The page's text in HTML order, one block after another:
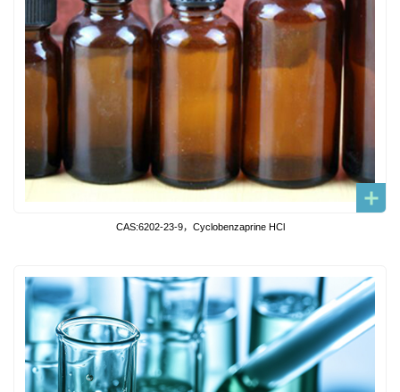
CAS:6202-23-9，Cyclobenzaprine HCl